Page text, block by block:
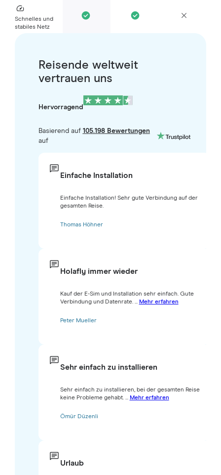
Schnelles und
stabiles Netz
Reisende weltweit
vertrauen uns
Hervorragend
Basierend auf 105.198 Bewertungen
auf
Einfache Installation
Einfache Installation! Sehr gute Verbindung auf der
gesamten Reise.
Thomas Höhner
Holafly immer wieder
Kauf der E-Sim und Installation sehr einfach. Gute
Verbindung und Datenrate. ... Mehr erfahren
Peter Mueller
Sehr einfach zu installieren
Sehr einfach zu installieren, bei der gesamten Reise
keine Probleme gehabt. ... Mehr erfahren
Ömür Düzenli
Urlaub